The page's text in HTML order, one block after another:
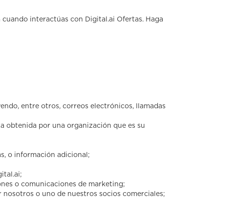
interactúas con Digital.ai Ofertas. Haga
entre otros, correos electrónicos, llamadas
obtenida por una organización que es su
o información adicional;
o comunicaciones de marketing;
o uno de nuestros socios comerciales;